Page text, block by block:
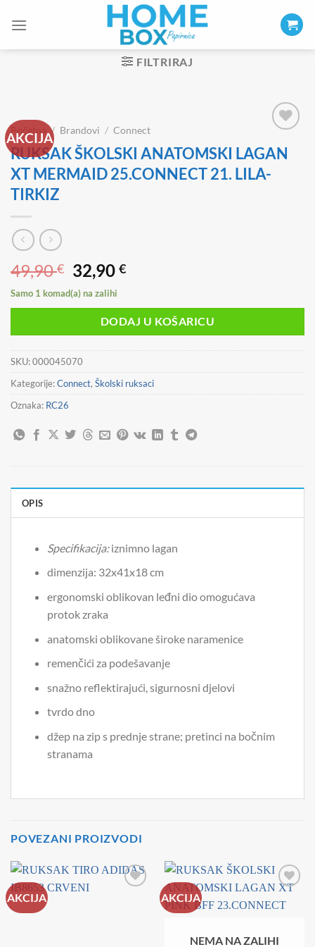
FILTRIRAJ
AKCIJA/ Brandovi / Connect
RUKSAK ŠKOLSKI ANATOMSKI LAGAN
XT MERMAID 25.CONNECT 21. LILA-
TIRKIZ
49,90€ Izvorna
cijena
bila
49,90 €.
32,90€Trenutna
je:
32,90 €.
Samo 1 komad(a) na zalihi
DODAJ U KOŠARICU
SKU:000045070
Kategorije:Connect, Školski ruksaci
Oznaka: RC26
OPIS
Specifikacija:iznimno lagan
dimenzija: 32x41x18 cm
ergonomski oblikovan leđni dio omogućava
protok zraka
anatomski oblikovane široke naramenice
remenčići za podešavanje
snažno reflektirajući, sigurnosni djelovi
tvrdo dno
džep na zip s prednje strane; pretinci na bočnim
stranama
POVEZANI PROIZVODI
AKCIJA AKCIJA
NEMA NA ZALIHI